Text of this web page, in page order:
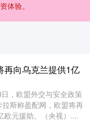
体验。
再向乌克兰提供1亿
，欧盟外交与安全政策
拉斯称盈配网，欧盟将再
欧元援助。（央视）....